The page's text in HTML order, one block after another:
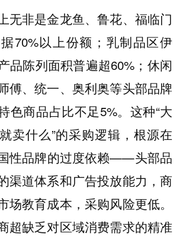
无非是金龙鱼、鲁花、福临门
70%以上份额；乳制品区伊
品陈列面积普遍超60%；休闲
傅、统一、奥利奥等头部品牌
色商品占比不足5%。这种“大
卖什么”的采购逻辑，根源在
性品牌的过度依赖——头部品
渠道体系和广告投放能力，商
场教育成本，采购风险更低。
超缺乏对区域消费需求的精准